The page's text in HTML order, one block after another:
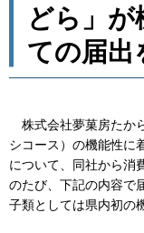
どら」が
ての届出
株式会社夢菓房たか
シコース）の機能性に
について、同社から消
のたび、下記の内容で
子類としては県内初の